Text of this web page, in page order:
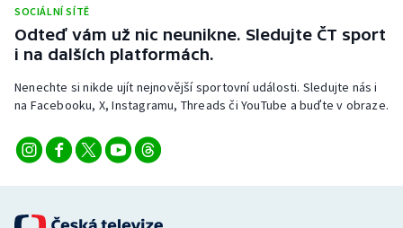
Plavání
Rychlobruslení
SOCIÁLNÍ SÍTĚ
Odteď vám už nic neunikne. Sledujte ČT sport
i na dalších platformách.
Nenechte si nikde ujít nejnovější sportovní události. Sledujte nás i
na Facebooku, X, Instagramu, Threads či YouTube a buďte v obraze.